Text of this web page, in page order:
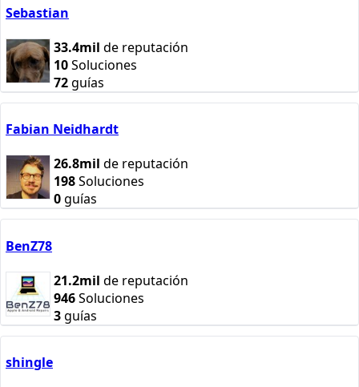
Sebastian
33.4mil de reputación
10Soluciones
72guías
Fabian Neidhardt
26.8mil de reputación
198Soluciones
0guías
BenZ78
21.2mil de reputación
946Soluciones
3guías
shingle